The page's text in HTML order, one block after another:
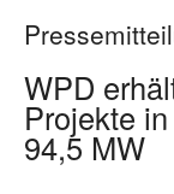
WPD
Projekte
94,5 MW